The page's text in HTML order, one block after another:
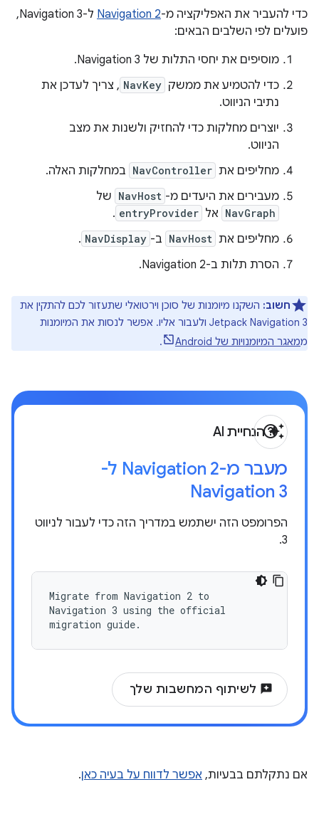
כדי להעביר את האפליקציה מ-Navigation 2
ל-Navigation 3,
פועלים לפי השלבים הבאים:
מוסיפים את יחסי התלות של Navigation 3.
כדי להטמיע את ממשק NavKey , צריך לעדכן את
נתיבי הניווט.
יוצרים מחלקות כדי להחזיק ולשנות את מצב
הניווט.
מחליפים את NavController במחלקות האלה.
מעבירים את היעדים מ- NavHost של
NavGraph אל entryProvider
.
מחליפים את NavHost ב- NavDisplay
.
הסרת תלות ב-Navigation 2.
חשוב: השקנו מיומנות של סוכן וירטואלי שתעזור לכם להתקין את
Jetpack Navigation 3 ולעבור אליו. אפשר לנסות את המיומנות
ממאגר המיומנויות של Android .
auto_awesomeהנחיית AI
מעבר מ-Navigation 2 ל-
Navigation 3
הפרומפט הזה ישתמש במדריך הזה כדי לעבור לניווט
3.
Migrate from Navigation 2 to
Navigation 3 using the official
migration guide.
help_outline
reviews
אם נתקלתם בבעיות, אפשר לדווח על בעיה כאן.